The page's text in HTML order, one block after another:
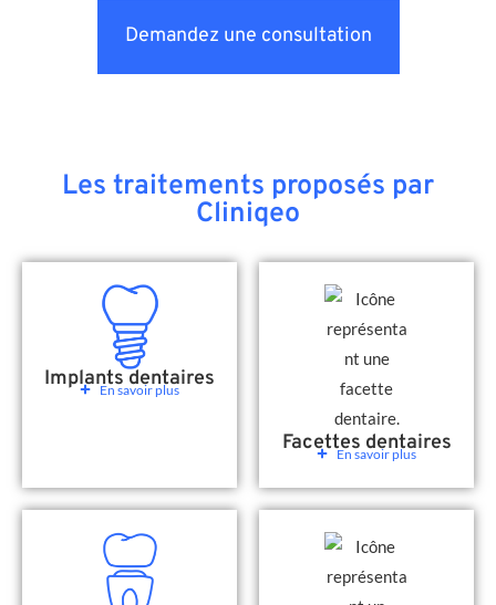
Demandez une consultation
Les traitements proposés par
Cliniqeo
Implants dentaires
En savoir plus
Facettes dentaires
En savoir plus